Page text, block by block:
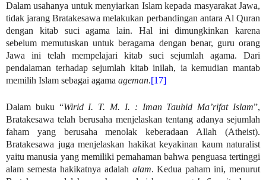
Dalam usahanya untuk menyiarkan Islam kepada masyarakat Jawa,
tidak jarang Bratakesawa melakukan perbandingan antara Al Quran
dengan kitab suci agama lain. Hal ini dimungkinkan karena
sebelum memutuskan untuk beragama dengan benar, guru orang
Jawa ini telah mempelajari kitab suci sejumlah agama. Dari
pendalaman terhadap sejumlah kitab inilah, ia kemudian mantab
memilih Islam sebagai agama ageman.[17]
Dalam buku “Wirid I. T. M. I. : Iman Tauhid Ma’rifat Islam”,
Bratakesawa telah berusaha menjelaskan tentang adanya sejumlah
faham yang berusaha menolak keberadaan Allah (Atheist).
Bratakesawa juga menjelaskan hakikat keyakinan kaum naturalist
yaitu manusia yang memiliki pemahaman bahwa penguasa tertinggi
alam semesta hakikatnya adalah alam. Kedua paham ini, menurut